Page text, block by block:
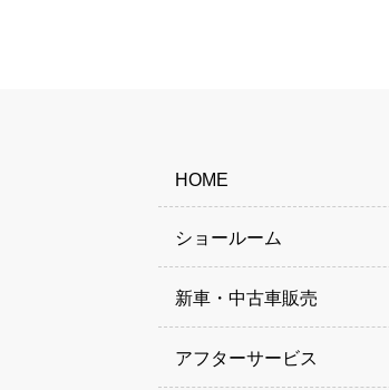
HOME
ショールーム
新車・中古車販売
アフターサービス